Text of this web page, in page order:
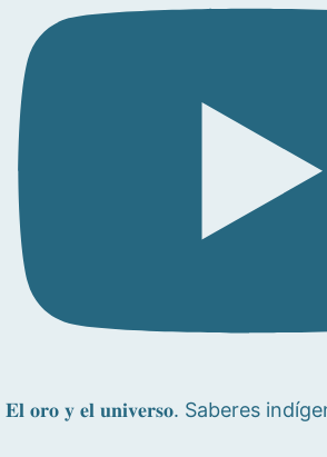
𝐄𝐥 𝐨𝐫𝐨 𝐲 𝐞𝐥 𝐮𝐧𝐢𝐯𝐞𝐫𝐬𝐨. Saberes